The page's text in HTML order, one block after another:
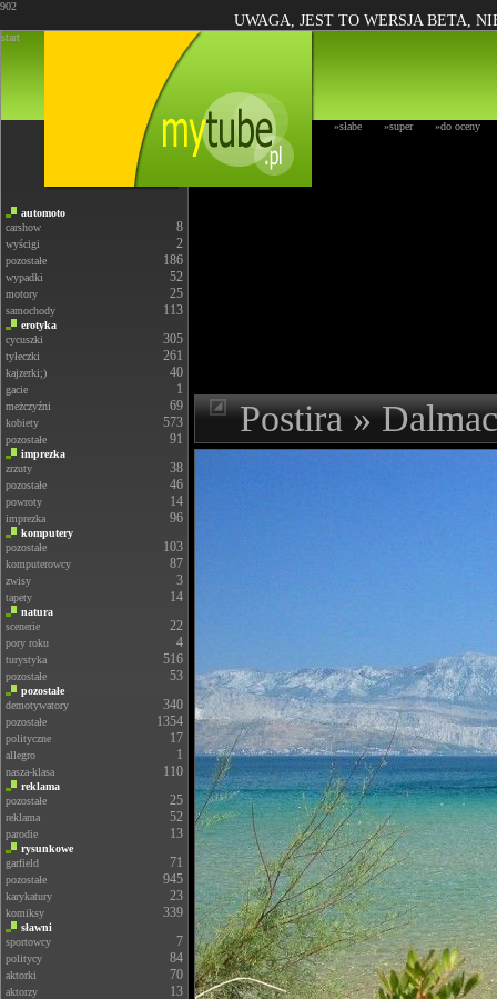
902
UWAGA, JEST TO WERSJA BETA,
start
»słabe »super »do oceny
automoto
carshow
8
wyścigi 2
pozostałe 186
wypadki 52
motory 25
samochody 113
erotyka
cycuszki
305
tyłeczki 261
kajzerki;) 40
gacie 1
meżczyźni 69
kobiety 573
pozostałe 91
imprezka
zrzuty
38
pozostałe 46
powroty 14
imprezka 96
komputery
pozostałe
103
komputerowcy 87
zwisy 3
tapety 14
natura
scenerie
22
pory roku 4
turystyka 516
pozostałe 53
pozostałe
demotywatory
340
pozostałe 1354
polityczne 17
allegro 1
nasza-klasa 110
reklama
pozostałe
25
reklama 52
parodie 13
rysunkowe
garfield
71
pozostałe 945
karykatury 23
komiksy 339
sławni
sportowcy
7
politycy 84
aktorki 70
aktorzy 13
Postira »